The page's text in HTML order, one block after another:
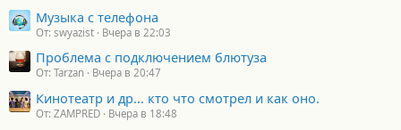
Музыка с телефона
От: swyazist Вчера в 22:03
Проблема с подключением блютуза
От: Tarzan Вчера в 20:47
Кинотеатр и др... кто что смотрел и как оно.
От: ZAMPRED Вчера в 18:48